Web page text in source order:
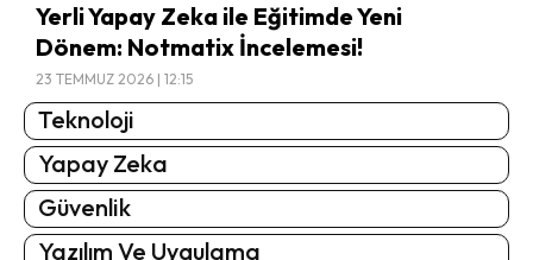
Yerli Yapay Zeka ile Eğitimde Yeni
Dönem: Notmatix İncelemesi!
23 TEMMUZ 2026 | 12:15
Teknoloji
Yapay Zeka
Güvenlik
Yazılım Ve Uygulama